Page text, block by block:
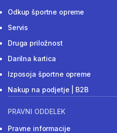
Odkup športne opreme
Servis
Druga priložnost
Darilna kartica
Izposoja športne opreme
Nakup na podjetje | B2B
PRAVNI ODDELEK
Pravne informacije